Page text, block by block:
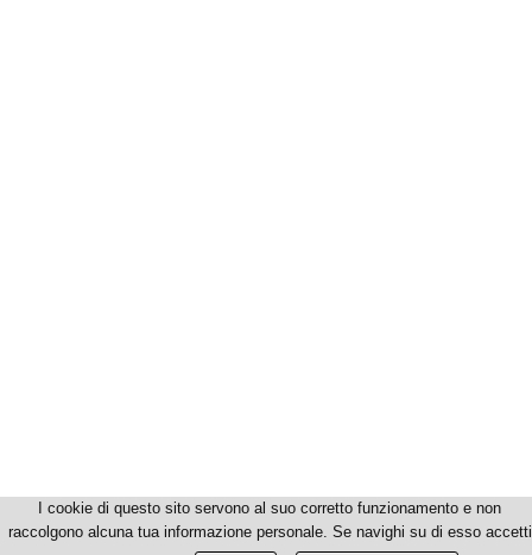
I cookie di questo sito servono al suo corretto funzionamento e non
raccolgono alcuna tua informazione personale. Se navighi su di esso accetti